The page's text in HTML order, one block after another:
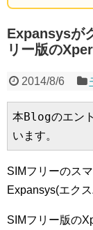
Expansysが
リー版の
2014/8/6
本Blogのエン
います。
SIMフリーのス
Expansys(エク
SIMフリー版の